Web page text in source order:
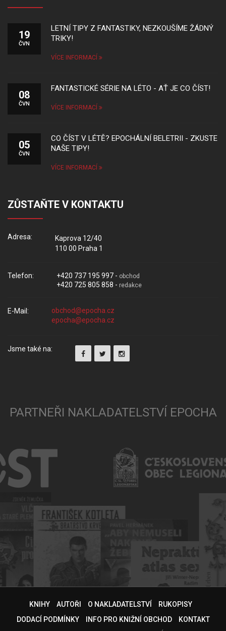
19
ČVN
LETNÍ TIPY Z FANTASTIKY, NEZKOUŠÍME ŽÁDNÝ
TRIKY!
VÍCE INFORMACÍ
08
ČVN
FANTASTICKÉ SÉRIE NA LÉTO - AŤ JE CO ČÍST!
VÍCE INFORMACÍ
05
ČVN
CO ČÍST V LÉTĚ? EPOCHÁLNÍ BELETRII - ZKUSTE
NAŠE TIPY!
VÍCE INFORMACÍ
ZŮSTAŇTE V KONTAKTU
Adresa:
Kaprova 12/40
110 00 Praha 1
Telefon: +420 737 195 997 - obchod
+420 725 805 858 - redakce
E-Mail:
Jsme také na:
PARTNEŘI NAKLADATELSTVÍ EPOCHA
KNIHY AUTOŘI O NAKLADATELSTVÍ
RUKOPISY
DODACÍ PODMÍNKY
INFO PRO KNIŽNÍ OBCHOD
KONTAKT